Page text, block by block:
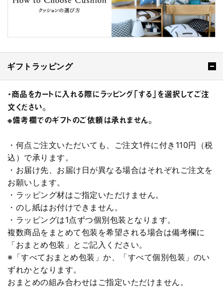
ギフトラッピング
・商品をカートに入れる際にラッピング「する」を選択してご注
文ください。
※備考欄でのギフトのご依頼は承れません。
・何点ご注文いただいても、ご注文1件に付き110円（税
込）で承ります。
・お届け先、お届け日が異なる場合はそれぞれご注文を
お願いします。
・ラッピング材はご指定いただけません。
・のし紙はお付けできません。
・ラッピングは1点ずつ個別包装となります。
複数商品をまとめて包装を希望される場合は備考欄に
「おまとめ包装」とご記入ください。
※「すべておまとめ包装」か、「すべて個別包装」のい
ずれかとなります。
おまとめの組み合わせはご指定いただけません。